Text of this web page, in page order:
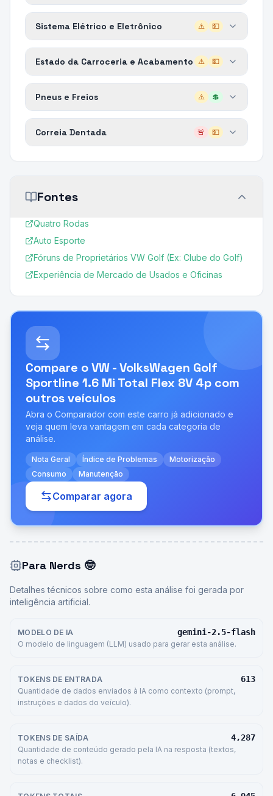
Sistema Elétrico e Eletrônico ⚠️ 💵
Estado da Carroceria e Acabamento ⚠️ 💵
Pneus e Freios ⚠️ 💲
Correia Dentada 🚨 💵
Fontes
Quatro Rodas
Auto Esporte
Fóruns de Proprietários VW Golf (Ex: Clube do Golf)
Experiência de Mercado de Usados e Oficinas
Compare oVW - VolksWagen Golf
Sportline 1.6 Mi Total Flex 8V 4p com
outros veículos
Abra o Comparador com este carro já adicionado e
veja quem leva vantagem em cada categoria de
análise.
Nota Geral Índice de Problemas
Motorização
Consumo
Manutenção
Comparar agora
Para Nerds 🤓
Detalhes técnicos sobre como esta análise foi gerada por
inteligência artificial.
MODELO DE IA gemini-2.5-flash
O modelo de linguagem (LLM) usado para gerar esta análise.
TOKENS DE ENTRADA 613
Quantidade de dados enviados à IA como contexto (prompt,
instruções e dados do veículo).
TOKENS DE SAÍDA 4,287
Quantidade de conteúdo gerado pela IA na resposta (textos,
notas e checklist).